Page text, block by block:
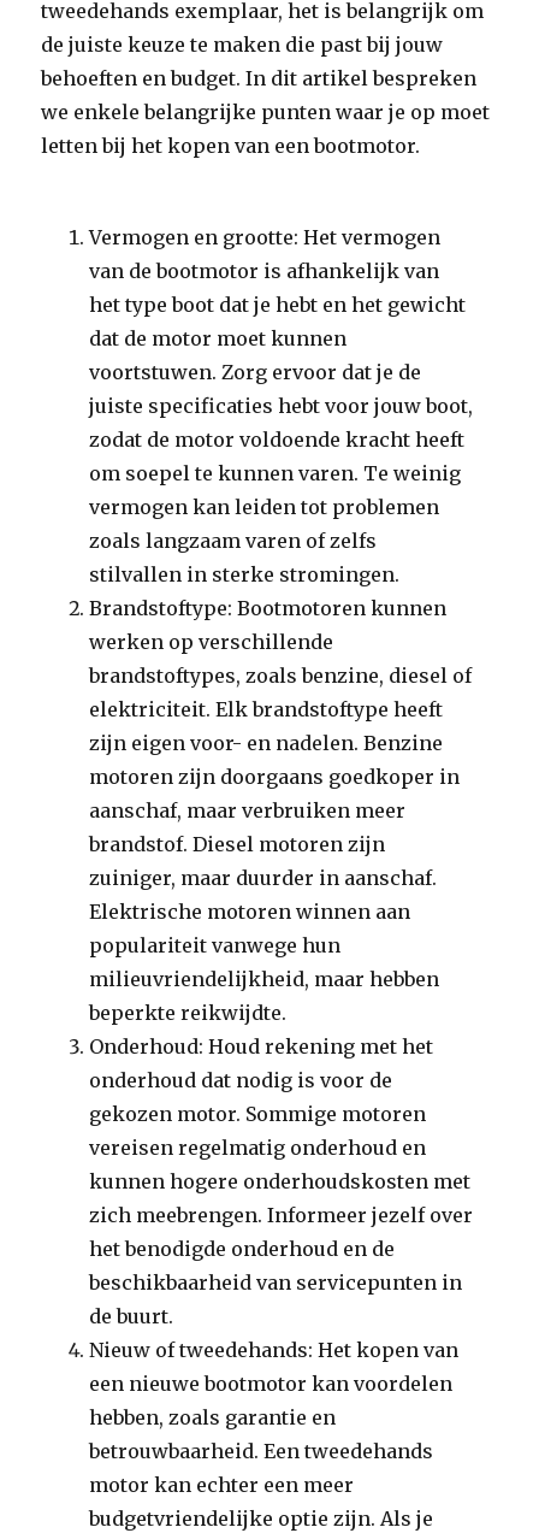
tweedehands exemplaar, het is belangrijk om
de juiste keuze te maken die past bij jouw
behoeften en budget. In dit artikel bespreken
we enkele belangrijke punten waar je op moet
letten bij het kopen van een bootmotor.
Vermogen en grootte: Het vermogen
van de bootmotor is afhankelijk van
het type boot dat je hebt en het gewicht
dat de motor moet kunnen
voortstuwen. Zorg ervoor dat je de
juiste specificaties hebt voor jouw boot,
zodat de motor voldoende kracht heeft
om soepel te kunnen varen. Te weinig
vermogen kan leiden tot problemen
zoals langzaam varen of zelfs
stilvallen in sterke stromingen.
Brandstoftype: Bootmotoren kunnen
werken op verschillende
brandstoftypes, zoals benzine, diesel of
elektriciteit. Elk brandstoftype heeft
zijn eigen voor- en nadelen. Benzine
motoren zijn doorgaans goedkoper in
aanschaf, maar verbruiken meer
brandstof. Diesel motoren zijn
zuiniger, maar duurder in aanschaf.
Elektrische motoren winnen aan
populariteit vanwege hun
milieuvriendelijkheid, maar hebben
beperkte reikwijdte.
Onderhoud: Houd rekening met het
onderhoud dat nodig is voor de
gekozen motor. Sommige motoren
vereisen regelmatig onderhoud en
kunnen hogere onderhoudskosten met
zich meebrengen. Informeer jezelf over
het benodigde onderhoud en de
beschikbaarheid van servicepunten in
de buurt.
Nieuw of tweedehands: Het kopen van
een nieuwe bootmotor kan voordelen
hebben, zoals garantie en
betrouwbaarheid. Een tweedehands
motor kan echter een meer
budgetvriendelijke optie zijn. Als je